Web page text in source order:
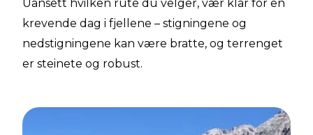
Uansett hvilken rute du velger, vær klar for en
krevende dag i fjellene – stigningene og
nedstigningene kan være bratte, og terrenget
er steinete og robust.